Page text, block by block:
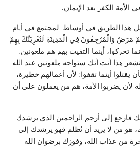
الكفر بعد الإيمان.
هذا الطريق في أوساط المجتمع في أيام
مَرَضٌ وَالْمُرْجِفُونَ فِي الْمَدِينَةِ لَنُغْرِيَنَّكَ بِهِمْ
مَلْعُونِينَ أَيْنَمَا ثُقِفُوا}(الأحزاب: من الآية61) ملعونين أينما تحركوا، أينما التقيت بهم هم ملعونين،
هذا أنت أنك ستواجه ملعونين عند الله
أَيْنَمَا ثُقِفُوا أُخِذُوا وَقُتِّلُوا تَقْتِيلاً} (الأحزاب:61) جديرين بأن يقتلوا أينما ثقفوا؛ لأن أعمالهم خطيرة،
لأن يضربوا الأمة، هم من يعملون على أن
فارجع إلى أرحم الراحمين الذي يرشدك
هو من لا يريد أن تُظلم فهو يرشدك إلى
من عذاب الله، وفوزك برضوان الله